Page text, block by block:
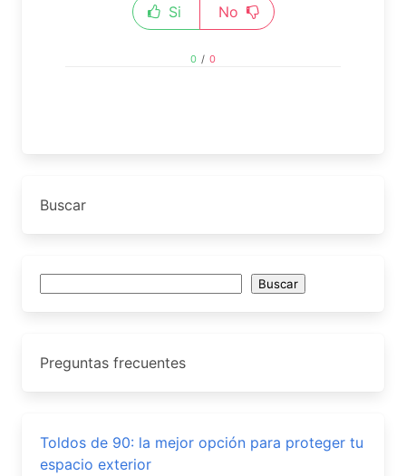
Si No
0 / 0
Buscar
Buscar
Preguntas frecuentes
Toldos de 90: la mejor opción para proteger tu
espacio exterior